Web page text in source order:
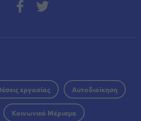
εργασίας Αυτοδιοίκηση
Κοινωνικό Μέρισμα